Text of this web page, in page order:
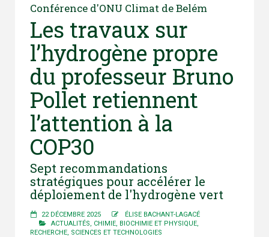
Conférence d'ONU Climat de Belém
Les travaux sur
l’hydrogène propre
du professeur Bruno
Pollet retiennent
l’attention à la
COP30
Sept recommandations
stratégiques pour accélérer le
déploiement de l'hydrogène vert
22 DÉCEMBRE 2025
ÉLISE BACHANT-LAGACÉ
ACTUALITÉS
CHIMIE, BIOCHIMIE ET PHYSIQUE
RECHERCHE SCIENCES ET TECHNOLOGIES